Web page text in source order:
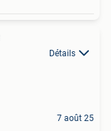
Détails
7 août 25